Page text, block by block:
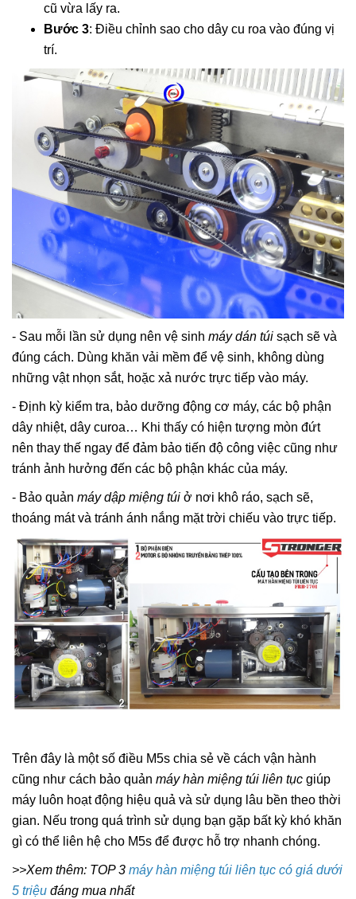
cũ vừa lấy ra.
Bước 3: Điều chỉnh sao cho dây cu roa vào đúng vị
trí.
- Sau mỗi lần sử dụng nên vệ sinh máy dán túi sạch sẽ và
đúng cách. Dùng khăn vải mềm để vệ sinh, không dùng
những vật nhọn sắt, hoặc xả nước trực tiếp vào máy.
- Định kỳ kiểm tra, bảo dưỡng động cơ máy, các bộ phận
dây nhiệt, dây curoa… Khi thấy có hiện tượng mòn đứt
nên thay thế ngay để đảm bảo tiến độ công việc cũng như
tránh ảnh hưởng đến các bộ phận khác của máy.
- Bảo quản máy dập miệng túi ở nơi khô ráo, sạch sẽ,
thoáng mát và tránh ánh nắng mặt trời chiếu vào trực tiếp.
Trên đây là một số điều M5s chia sẻ về cách vận hành
cũng như cách bảo quản máy hàn miệng túi liên tục giúp
máy luôn hoạt động hiệu quả và sử dụng lâu bền theo thời
gian. Nếu trong quá trình sử dụng bạn gặp bất kỳ khó khăn
gì có thể liên hệ cho M5s để được hỗ trợ nhanh chóng.
>>Xem thêm: TOP 3 máy hàn miệng túi liên tục có giá dưới
5 triệu đáng mua nhất